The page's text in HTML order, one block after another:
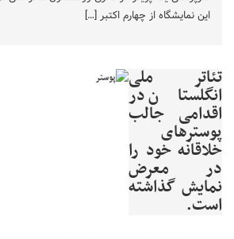
این نمایشگاه از چهارم اکتبر […]
تئاتر ملی
انگلستان در
اقدامی جالب
پوسترهای
خلاقانه خود را
در معرض
نمایش گذاشته
است.